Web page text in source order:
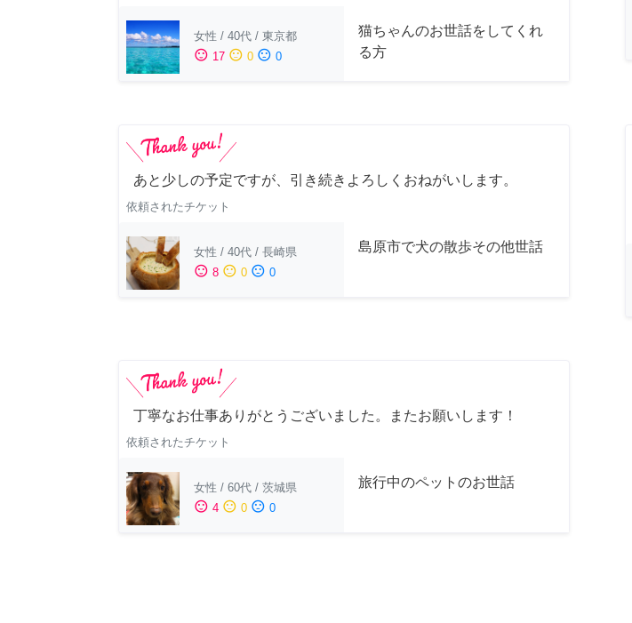
女性 / 40代 / 東京都
sentiment_satisfied 17 sentiment_neutral 0 sentiment_dissatisfied 0
猫ちゃんのお世話をしてくれ
る方
あと少しの予定ですが、引き続きよろしくおねがいします。
依頼されたチケット
女性 / 40代 / 長崎県
sentiment_satisfied 8 sentiment_neutral 0 sentiment_dissatisfied 0
島原市で犬の散歩その他世話
丁寧なお仕事ありがとうございました。またお願いします！
依頼されたチケット
女性 / 60代 / 茨城県
sentiment_satisfied 4 sentiment_neutral 0 sentiment_dissatisfied 0
旅行中のペットのお世話